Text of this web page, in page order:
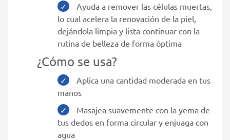
Ayuda a remover las células muertas,
lo cual acelera la renovación de la piel,
dejándola limpia y lista continuar con la
rutina de belleza de forma óptima
¿Cómo se usa?
Aplica una cantidad moderada en tus
manos
Masajea suavemente con la yema de
tus dedos en forma circular y enjuaga con
agua